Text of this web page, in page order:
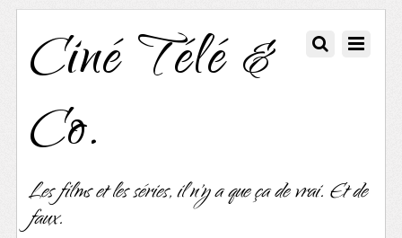
Ciné Télé &
Co.
Les films et les séries, il n'y a que ça de vrai. Et de
faux.